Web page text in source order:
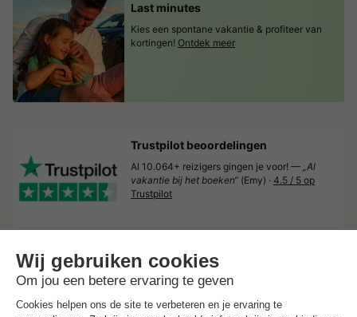
Last minutes
Kies een spontane vakantie & profiteer van
kortingen! Ontdek meer
Trustpilot beoordelingen
Al 10.064+ reizigers gingen je voor! — „Al
vakantie bij het boeken“ (Emy) · 4.5 / 5 op
Trustpilot
Verrassendevakantiepark aanbiedingen